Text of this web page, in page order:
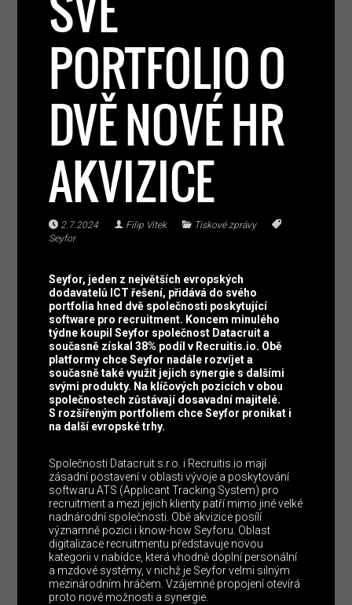
PORTFOLIO O
DVĚ NOVÉ HR
AKVIZICE
2.7.2024 Filip Vítek
Tiskové zprávy
Seyfor
Seyfor, jeden z největších evropských
dodavatelů ICT řešení, přidává do svého
portfolia hned dvě společnosti poskytující
software pro recruitment. Koncem minulého
týdne koupil Seyfor společnost Datacruit a
současně získal 38% podíl v Recruitis.io. Obě
platformy chce Seyfor nadále rozvíjet a
současně také využít jejich synergie s dalšími
svými produkty. Na klíčových pozicích v obou
společnostech zůstávají dosavadní majitelé.
S rozšířeným portfoliem chce Seyfor pronikat i
na další evropské trhy.
Společnosti Datacruit s.r.o. i Recruitis.io mají
zásadní postavení v oblasti vývoje a poskytování
softwaru ATS (Applicant Tracking System) pro
recruitment a mezi jejich klienty patří mimo jiné velké
nadnárodní společnosti. Obě akvizice posílí
významně pozici i know-how Seyforu. Oblast
digitalizace recruitmentu představuje novou
kategorii v nabídce, která vhodně doplní personální
a mzdové systémy, v nichž je Seyfor velmi silným
mezinárodním hráčem. Vzájemné propojení otevírá
proto nové možnosti a synergie.